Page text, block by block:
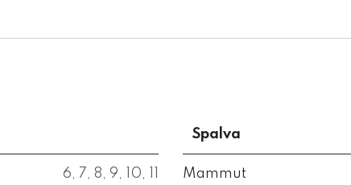
6, 7 , 8, 9, 10,
Spalva
Mammut